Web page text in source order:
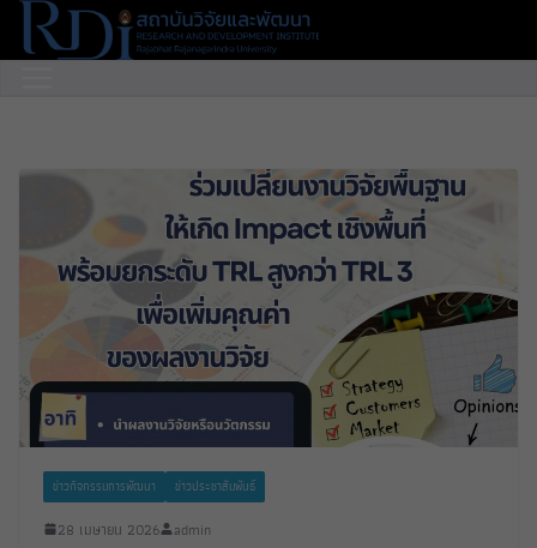
Skip
ข่าวกิจกรรมการพัฒนา ข่าวประชาสัมพันธ์
28 เมษายน 2026 admin